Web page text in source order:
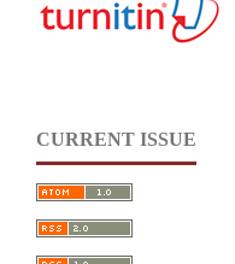
CURRENT ISSUE